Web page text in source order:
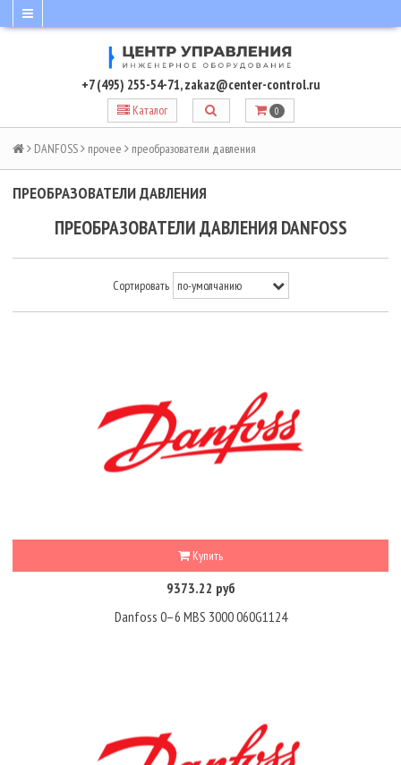
+7 (495) 255-54-71,zakaz@center-control.ru
Каталог 0
DANFOSS прочее преобразователи давления
ПРЕОБРАЗОВАТЕЛИ ДАВЛЕНИЯ
ПРЕОБРАЗОВАТЕЛИ ДАВЛЕНИЯ DANFOSS
Сортировать
Купить
9373.22 руб
Danfoss 0–6 MBS 3000 060G1124